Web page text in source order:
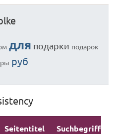
для подарки подарок
руб
Seitentitel Suchbegriffe